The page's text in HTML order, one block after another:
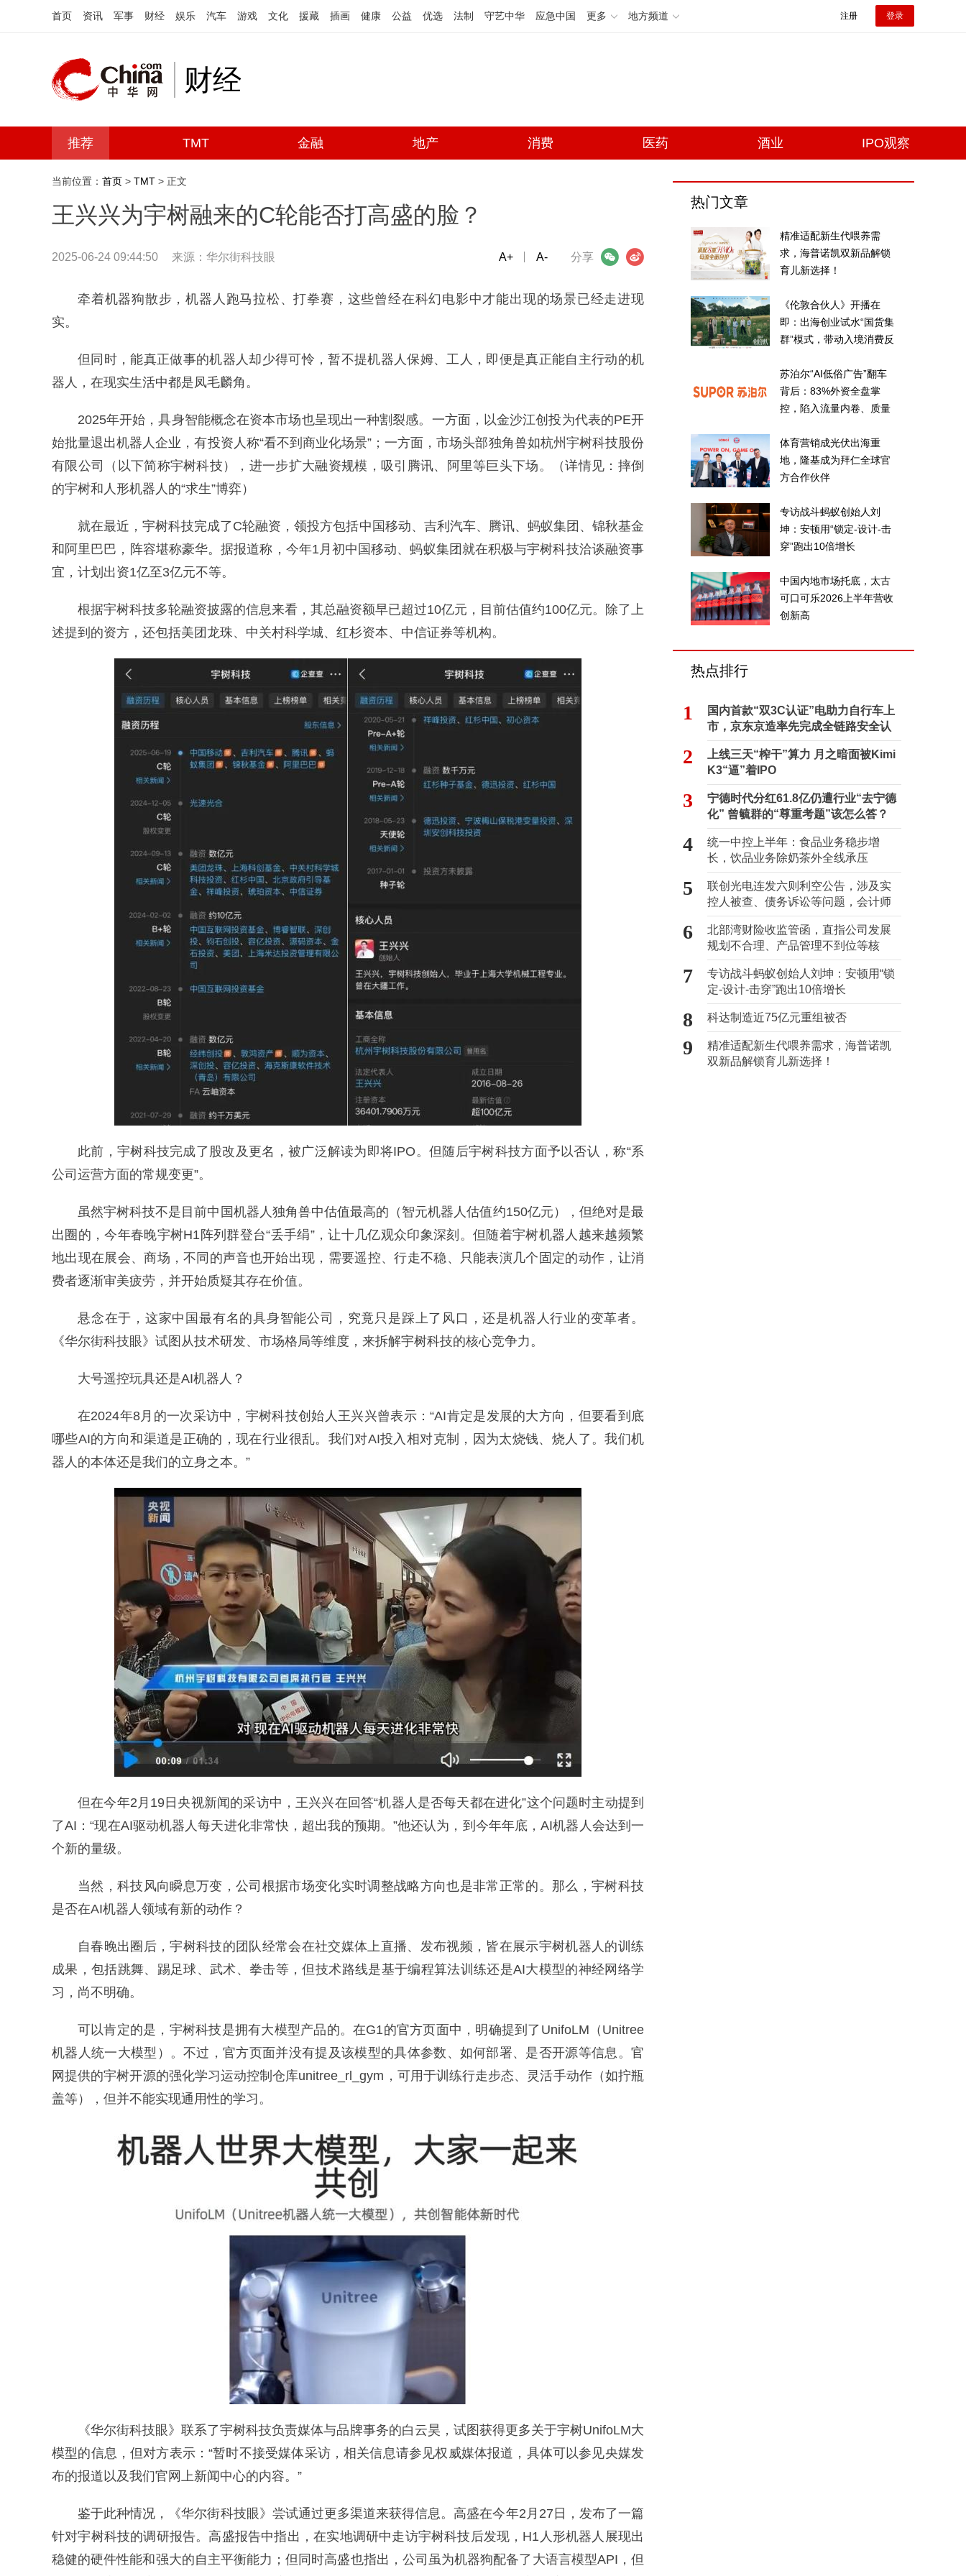
首页 资讯 军事 财经 娱乐 汽车 游戏 文化 援藏 插画 健康 公益 优选 法制 守艺中华 应急中国 更多 地方频道 注册 登录
财经
推荐 TMT 金融 地产 消费 医药 酒业 IPO观察
当前位置： 首页 > TMT > 正文
王兴兴为宇树融来的C轮能否打高盛的脸？
2025-06-24 09:44:50 来源：华尔街科技眼 分享
微信 微博
A+ A-
牵着机器狗散步，机器人跑马拉松、打拳赛，这些曾经在科幻电影中才能出现的场景已经走进现
实。
但同时，能真正做事的机器人却少得可怜，暂不提机器人保姆、工人，即便是真正能自主行动的机
器人，在现实生活中都是凤毛麟角。
2025年开始，具身智能概念在资本市场也呈现出一种割裂感。一方面，以金沙江创投为代表的PE开
始批量退出机器人企业，有投资人称“看不到商业化场景”；一方面，市场头部独角兽如杭州宇树科技股份
有限公司（以下简称宇树科技），进一步扩大融资规模，吸引腾讯、阿里等巨头下场。（详情见：摔倒
的宇树和人形机器人的“求生”博弈）
就在最近，宇树科技完成了C轮融资，领投方包括中国移动、吉利汽车、腾讯、蚂蚁集团、锦秋基金
和阿里巴巴，阵容堪称豪华。据报道称，今年1月初中国移动、蚂蚁集团就在积极与宇树科技洽谈融资事
宜，计划出资1亿至3亿元不等。
根据宇树科技多轮融资披露的信息来看，其总融资额早已超过10亿元，目前估值约100亿元。除了上
述提到的资方，还包括美团龙珠、中关村科学城、红杉资本、中信证券等机构。
此前，宇树科技完成了股改及更名，被广泛解读为即将IPO。但随后宇树科技方面予以否认，称“系
公司运营方面的常规变更”。
虽然宇树科技不是目前中国机器人独角兽中估值最高的（智元机器人估值约150亿元），但绝对是最
出圈的，今年春晚宇树H1阵列群登台“丢手绢”，让十几亿观众印象深刻。但随着宇树机器人越来越频繁
地出现在展会、商场，不同的声音也开始出现，需要遥控、行走不稳、只能表演几个固定的动作，让消
费者逐渐审美疲劳，并开始质疑其存在价值。
悬念在于，这家中国最有名的具身智能公司，究竟只是踩上了风口，还是机器人行业的变革者。
《华尔街科技眼》试图从技术研发、市场格局等维度，来拆解宇树科技的核心竞争力。
大号遥控玩具还是AI机器人？
在2024年8月的一次采访中，宇树科技创始人王兴兴曾表示：“AI肯定是发展的大方向，但要看到底
哪些AI的方向和渠道是正确的，现在行业很乱。我们对AI投入相对克制，因为太烧钱、烧人了。我们机
器人的本体还是我们的立身之本。”
但在今年2月19日央视新闻的采访中，王兴兴在回答“机器人是否每天都在进化”这个问题时主动提到
了AI：“现在AI驱动机器人每天进化非常快，超出我的预期。”他还认为，到今年年底，AI机器人会达到一
个新的量级。
当然，科技风向瞬息万变，公司根据市场变化实时调整战略方向也是非常正常的。那么，宇树科技
是否在AI机器人领域有新的动作？
自春晚出圈后，宇树科技的团队经常会在社交媒体上直播、发布视频，皆在展示宇树机器人的训练
成果，包括跳舞、踢足球、武术、拳击等，但技术路线是基于编程算法训练还是AI大模型的神经网络学
习，尚不明确。
可以肯定的是，宇树科技是拥有大模型产品的。在G1的官方页面中，明确提到了UnifoLM（Unitree
机器人统一大模型）。不过，官方页面并没有提及该模型的具体参数、如何部署、是否开源等信息。官
网提供的宇树开源的强化学习运动控制仓库unitree_rl_gym，可用于训练行走步态、灵活手动作（如拧瓶
盖等），但并不能实现通用性的学习。
《华尔街科技眼》联系了宇树科技负责媒体与品牌事务的白云昊，试图获得更多关于宇树UnifoLM大
模型的信息，但对方表示：“暂时不接受媒体采访，相关信息请参见权威媒体报道，具体可以参见央媒发
布的报道以及我们官网上新闻中心的内容。”
鉴于此种情况，《华尔街科技眼》尝试通过更多渠道来获得信息。高盛在今年2月27日，发布了一篇
针对宇树科技的调研报告。高盛报告中指出，在实地调研中走访宇树科技后发现，H1人形机器人展现出
稳健的硬件性能和强大的自主平衡能力；但同时高盛也指出，公司虽为机器狗配备了大语言模型API，但
热门文章
精准适配新生代喂养需
求，海普诺凯双新品解锁
育儿新选择！
《伦敦合伙人》开播在
即：出海创业试水“国货集
群”模式，带动入境消费反
苏泊尔“AI低俗广告”翻车
背后：83%外资全盘掌
控，陷入流量内卷、质量
体育营销成光伏出海重
地，隆基成为拜仁全球官
方合作伙伴
专访战斗蚂蚁创始人刘
坤：安顿用“锁定-设计-击
穿”跑出10倍增长
中国内地市场托底，太古
可口可乐2026上半年营收
创新高
热点排行
1
国内首款“双3C认证”电助力自行车上
市，京东京造率先完成全链路安全认
证
2
上线三天“榨干”算力 月之暗面被Kimi
K3“逼”着IPO
3
宁德时代分红61.8亿仍遭行业“去宁德
化” 曾毓群的“尊重考题”该怎么答？
4
统一中控上半年：食品业务稳步增
长，饮品业务除奶茶外全线承压
5
联创光电连发六则利空公告，涉及实
控人被查、债务诉讼等问题，会计师
事务所曾出具“保留意见”
6
北部湾财险收监管函，直指公司发展
规划不合理、产品管理不到位等核
心“痛点”
7
专访战斗蚂蚁创始人刘坤：安顿用“锁
定-设计-击穿”跑出10倍增长
8 科达制造近75亿元重组被否
9
精准适配新生代喂养需求，海普诺凯
双新品解锁育儿新选择！